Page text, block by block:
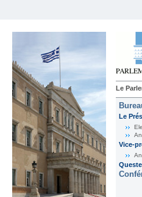
Le
Le
Vice-